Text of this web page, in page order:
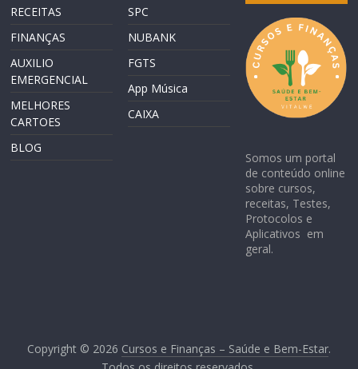
RECEITAS
FINANÇAS
AUXILIO
EMERGENCIAL
MELHORES
CARTOES
BLOG
SPC
NUBANK
FGTS
App Música
CAIXA
Somos um portal
de conteúdo online
sobre cursos,
receitas, Testes,
Protocolos e
Aplicativos em
geral.
Copyright © 2026 Cursos e Finanças – Saúde e Bem-Estar.